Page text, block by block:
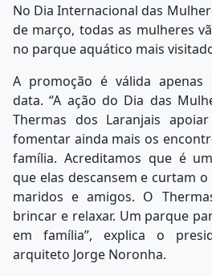
No Dia Internacional das
de março, todas as mulheres
no parque aquático mais
A promoção é válida apenas
data. “A ação do Dia das
Thermas dos Laranjais
fomentar ainda mais os
família. Acreditamos que é
que elas descansem e curtam
maridos e amigos. O
brincar e relaxar. Um parque
em família”, explica o
arquiteto Jorge Noronha.